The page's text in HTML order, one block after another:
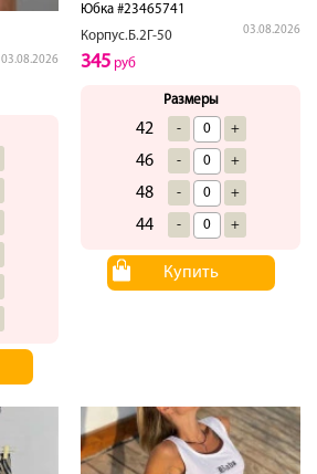
03.08.2026
Юбка #23465741
Корпус.Б.2Г-50
03.08.2026
345 руб
Размеры
42 - +
46 - +
48 - +
44 - +
Купить